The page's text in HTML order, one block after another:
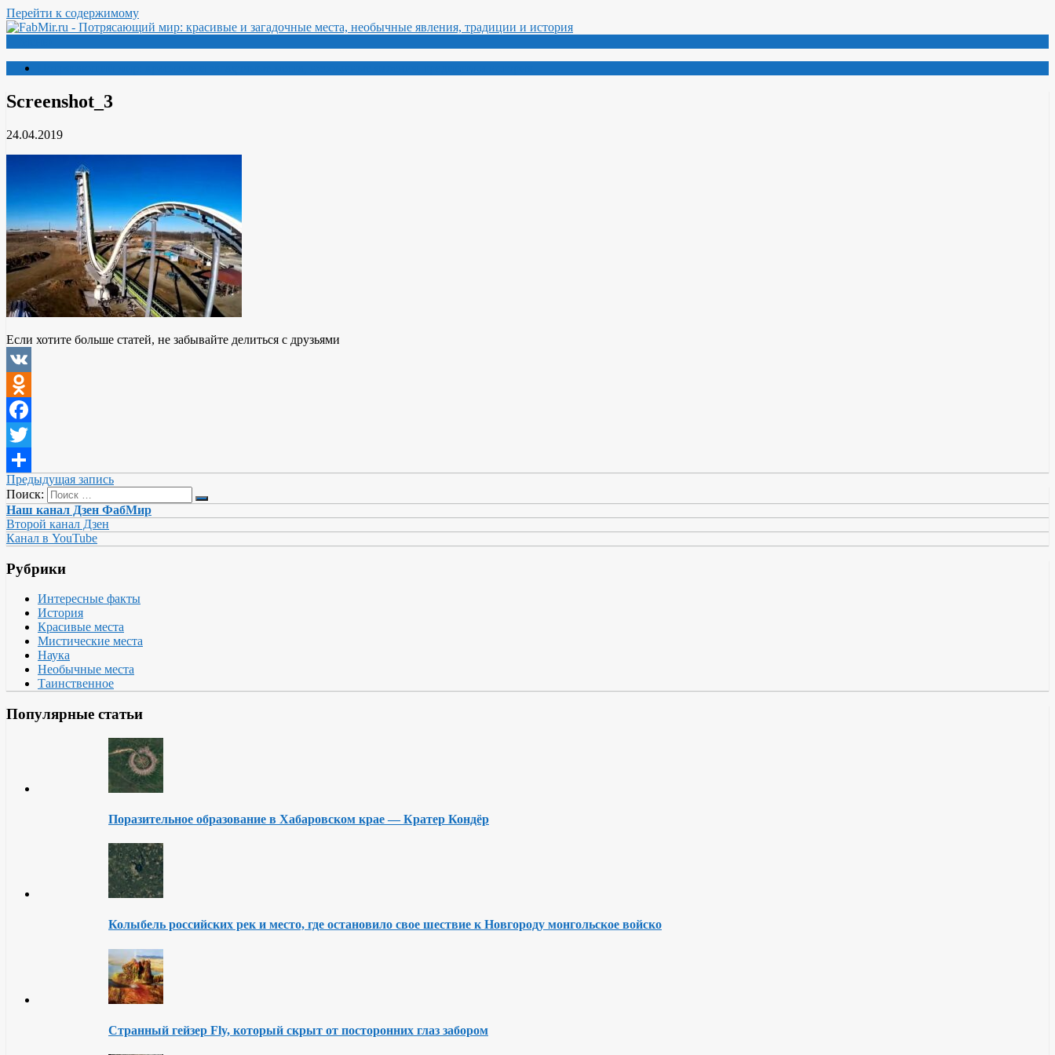
Перейти к содержимому
Screenshot_3
24.04.2019
Если хотите больше статей, не забывайте делиться с друзьями
VK
Odnoklassniki
Facebook
Twitter
Отправить
Предыдущая запись
Поиск:
Наш канал Дзен ФабМир
Второй канал Дзен
Канал в YouTube
Рубрики
Интересные факты
История
Красивые места
Мистические места
Наука
Необычные места
Таинственное
Популярные статьи
Поразительное образование в Хабаровском крае — Кратер Кондёр
Колыбель российских рек и место, где остановило свое шествие к Новгороду монгольское войско
Странный гейзер Fly, который скрыт от посторонних глаз забором